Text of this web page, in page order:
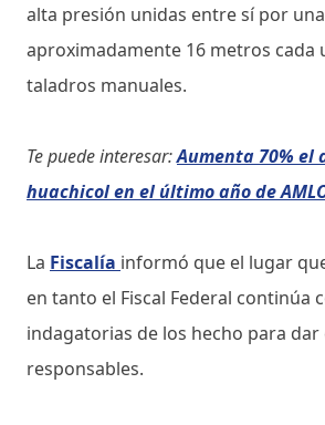
alta presión unidas entre sí por
aproximadamente 16 metros cada
taladros manuales.
Te puede interesar:Aumenta 70% el
huachicol en el último año de
La Fiscalía informó que el lugar
en tanto el Fiscal Federal continúa
indagatorias de los hecho para dar
responsables.